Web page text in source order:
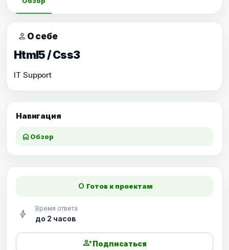
Навигация
home Обзор
person О себе
Html5 / Css3
IT Support
fiber_manual_record Готов к проектам
bolt Время ответа
до 2 часов
person_addПодписаться